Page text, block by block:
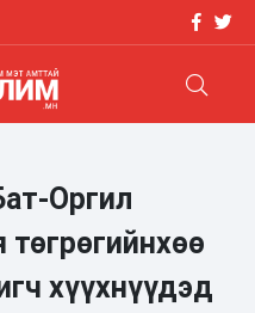
Оргил
төгрөгийнхөө
хүүхнүүдэд